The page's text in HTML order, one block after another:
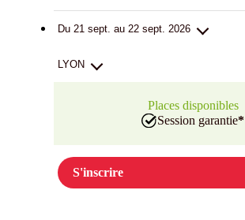
Du 21 sept. au 22 sept. 2026
LYON
Places disponibles
Session garantie*
S'inscrire